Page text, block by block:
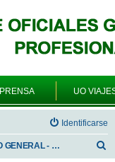
PRENSA UO
Identificarse
FORO GENERAL - SONRIA, POR FAVOR